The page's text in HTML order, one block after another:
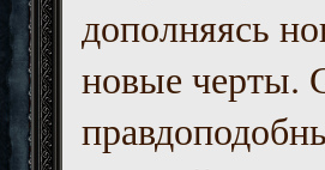
дополняясь
новые черты.